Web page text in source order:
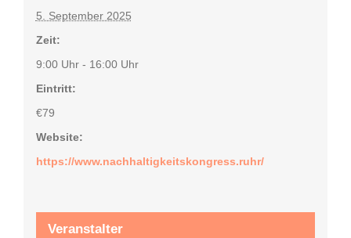
5. September 2025
Zeit:
9:00 Uhr - 16:00 Uhr
Eintritt:
€79
Website:
https://www.nachhaltigkeitskongress.ruhr/
Veranstalter